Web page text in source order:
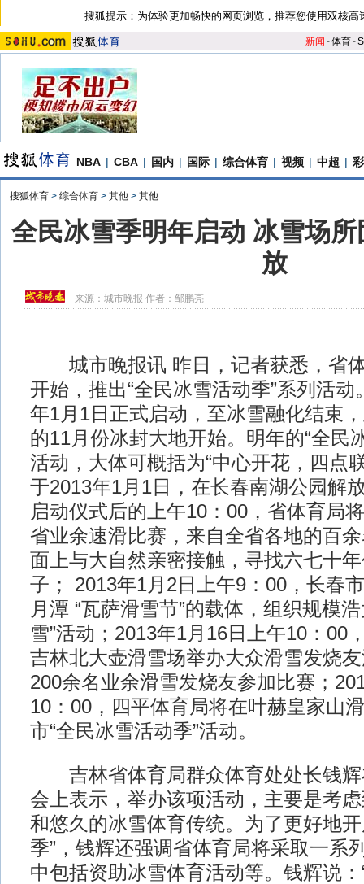
搜狐提示：为体验更加畅快的网页浏览，推荐您使用双核高
新闻 -体育-S
NBA | CBA | 国内 | 国际 | 综合体育 | 视频 | 中超 |
搜狐体育 > 综合体育 > 其他 > 其他
全民冰雪季明年启动 冰雪场
放
来源： 城市晚报 作者：邹鹏亮
城市晚报讯 昨日，记者获悉，省
开始，推出“全民冰雪活动季”系列活
年1月1日正式启动，至冰雪融化结束
的11月份冰封大地开始。明年的“全民
活动，大体可概括为“中心开花，四点
于2013年1月1日，在长春南湖公园解
启动仪式后的上午10：00，省体育局
省业余速滑比赛，来自全省各地的百
面上与大自然亲密接触，寻找六七十
子； 2013年1月2日上午9：00，长春
月潭 “瓦萨滑雪节”的载体，组织规模
雪”活动；2013年1月16日上午10：00
吉林北大壶滑雪场举办大众滑雪发烧
200余名业余滑雪发烧友参加比赛；
10：00，四平体育局将在叶赫皇家山
市“全民冰雪活动季”活动。
吉林省体育局群众体育处处长钱辉
会上表示，举办该项活动，主要是考
和悠久的冰雪体育传统。为了更好地
季”，钱辉还强调省体育局将采取一系
中包括资助冰雪体育活动等。钱辉说